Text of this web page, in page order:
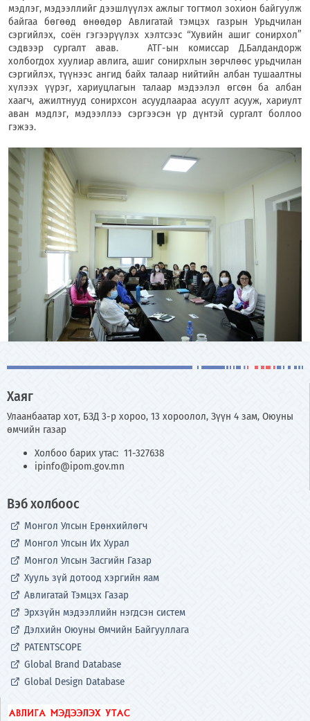
мэдлэг, мэдээллийг дээшлүүлэх ажлыг тогтмол зохион байгуулж
байгаа бөгөөд өнөөдөр Авлигатай тэмцэх газрын Урьдчилан
сэргийлэх, соён гэгээрүүлэх хэлтсээс “Хувийн ашиг сонирхол”
сэдвээр сургалт авав. АТГ-ын комиссар Д.Балдандорж
холбогдох хуулиар авлига, ашиг сонирхлын зөрчлөөс урьдчилан
сэргийлэх, түүнээс ангид байх талаар нийтийн албан тушаалтны
хүлээх үүрэг, хариуцлагын талаар мэдээлэл өгсөн ба албан
хаагч, ажилтнууд сонирхсон асуудлаараа асуулт асууж, хариулт
аван мэдлэг, мэдээллээ сэргээсэн үр дүнтэй сургалт боллоо
гэжээ.
Хаяг
Улаанбаатар хот, БЗД 3-р хороо, 13 хороолол, Зүүн 4 зам, Оюуны
өмчийн газар
Холбоо барих утас: 11-327638
ipinfo@ipom.gov.mn
Вэб холбоос
Монгол Улсын Ерөнхийлөгч
Монгол Улсын Их Хурал
Монгол Улсын Засгийн Газар
Хууль зүй дотоод хэргийн яам
Авлигатай Тэмцэх Газар
Эрхзүйн мэдээллийн нэгдсэн систем
Дэлхийн Оюуны Өмчийн Байгууллага
PATENTSCOPE
Global Brand Database
Global Design Database